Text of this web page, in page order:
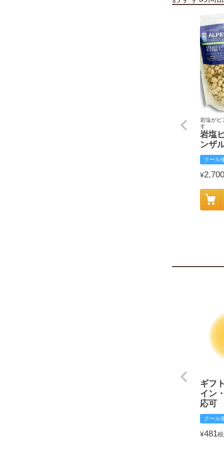
岩塩がピ
す
岩塩
ンザ
クール
¥2,700
ギフ
イン
応可
クール
¥481